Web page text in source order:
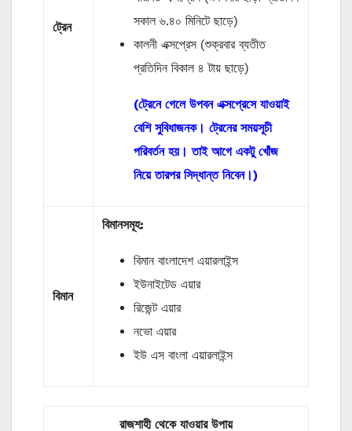
ট্রেন
সকাল ৬.৪০ মিনিটে ছাড়ে)
কালনী এক্সপ্রেস (শুক্রবার ব্যতীত
প্রতিদিন বিকাল ৪ টায় ছাড়ে)
(ট্রেনে গেলে উপবন এক্সপ্রেসে যাওয়াই
বেশি সুবিধাজনক। ট্রেনের সময়সূচী
পরিবর্তন হয়। তাই আগে একটু খোঁজ
নিয়ে তারপর সিদ্ধান্ত নিবেন।)
বিমান
বিমানসমূহ:
বিমান বাংলাদেশ এয়ারলাইন্স
ইউনাইটেড এয়ার
রিজেন্ট এয়ার
নভো এয়ার
ইউ এস বাংলা এয়ারলাইন্স
রাজশাহী থেকে যাওয়ার উপায়